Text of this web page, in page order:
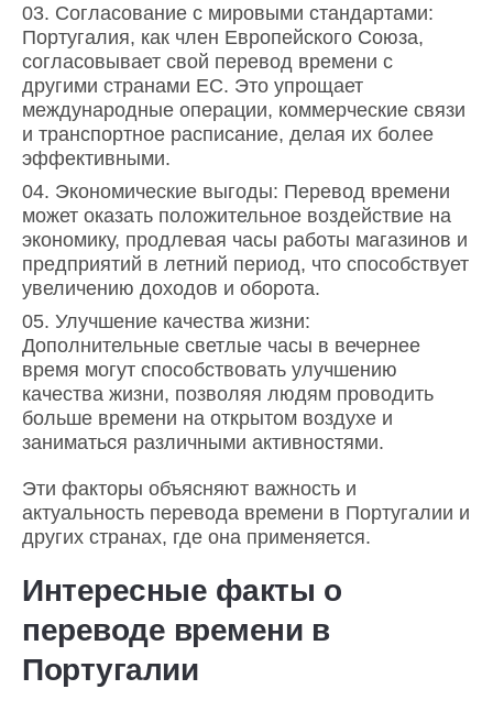
Согласование с мировыми стандартами:
Португалия, как член Европейского Союза,
согласовывает свой перевод времени с
другими странами ЕС. Это упрощает
международные операции, коммерческие связи
и транспортное расписание, делая их более
эффективными.
Экономические выгоды: Перевод времени
может оказать положительное воздействие на
экономику, продлевая часы работы магазинов и
предприятий в летний период, что способствует
увеличению доходов и оборота.
Улучшение качества жизни:
Дополнительные светлые часы в вечернее
время могут способствовать улучшению
качества жизни, позволяя людям проводить
больше времени на открытом воздухе и
заниматься различными активностями.
Эти факторы объясняют важность и
актуальность перевода времени в Португалии и
других странах, где она применяется.
Интересные факты о
переводе времени в
Португалии